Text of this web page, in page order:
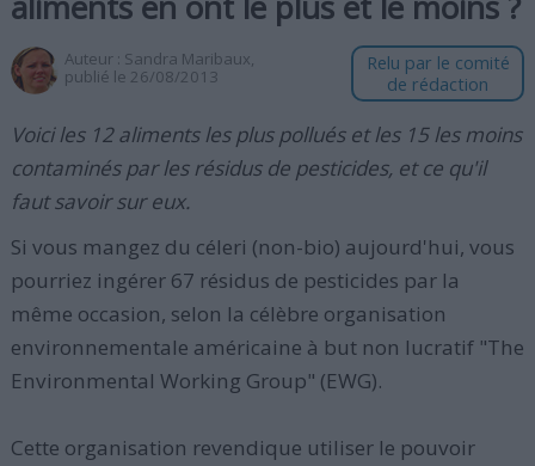
Auteur : Sandra Maribaux,
publié le 26/08/2013
Relu par le comité
de rédaction
Voici les 12 aliments les plus pollués et les 15 les moins
contaminés par les résidus de pesticides, et ce qu'il
faut savoir sur eux.
Si vous mangez du céleri (non-bio) aujourd'hui, vous
pourriez ingérer 67 résidus de pesticides par la
même occasion, selon la célèbre organisation
environnementale américaine à but non lucratif "The
Environmental Working Group" (EWG).
Cette organisation revendique utiliser le pouvoir